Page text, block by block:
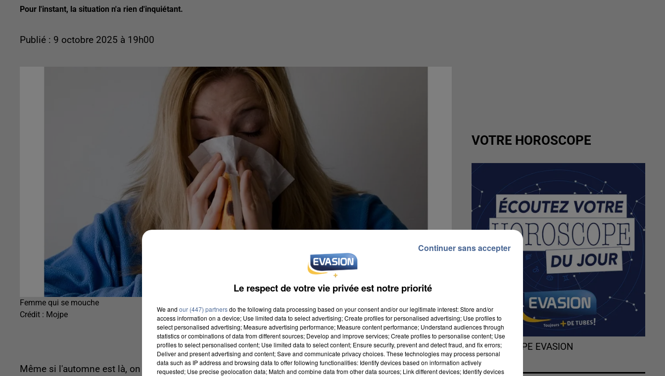
Pour l'instant, la situation n'a rien d'inquiétant.
Publié : 9 octobre 2025 à 19h00
Femme qui se mouche
Crédit : Mojpe
Même si l'automne est là, on n'assiste pas encore à une envolée des chiffres concernant les virus de
VOTRE HOROSCOPE
L'HOROSCOPE EVASION
Le respect de votre vie privée est notre priorité
We and our (447) partnersdo the following data processing based on your consent and/or our legitimate interest: Store and/or
access information on a device; Use limited data to select advertising; Create profiles for personalised advertising; Use profiles to
select personalised advertising; Measure advertising performance; Measure content performance; Understand audiences through
statistics or combinations of data from different sources; Develop and improve services; Create profiles to personalise content; Use
profiles to select personalised content; Use limited data to select content; Ensure security, prevent and detect fraud, and fix errors;
Deliver and present advertising and content; Save and communicate privacy choices. These technologies may process personal
data such as IP address and browsing data to offer following functionalities: Identify devices based on information actively
requested; Use precise geolocation data; Match and combine data from other data sources; Link different devices; Identify devices
Continuer sans accepter